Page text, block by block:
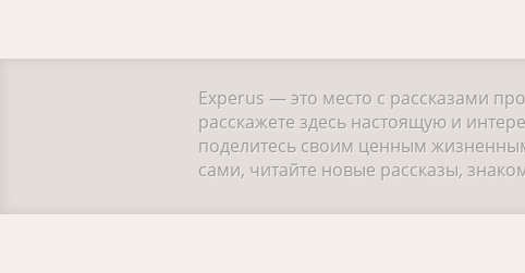
Experus — это место с рассказами
расскажете здесь настоящую и
поделитесь своим ценным
сами, читайте новые рассказы,